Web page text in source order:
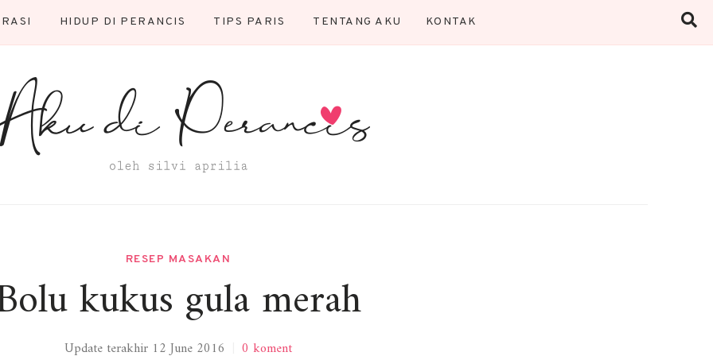
HIDUP DI PERANCIS TIPS PARIS TENTANG AKU KONTAK
RESEP MASAKAN
kukus gula merah
Update terakhir 12 June 2016 0 koment